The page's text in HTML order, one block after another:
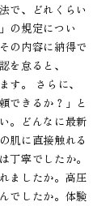
で、どれくらい
の規定につい
の内容に納得で
を怠ると、
す。 さらに、
できるか？」と
。どんなに最新
肌に直接触れる
丁寧でしたか。
ましたか。高圧
でしたか。体験